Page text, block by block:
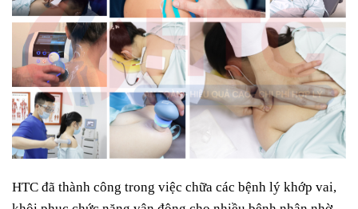
HTC đã thành công trong việc chữa các bệnh lý khớp vai,